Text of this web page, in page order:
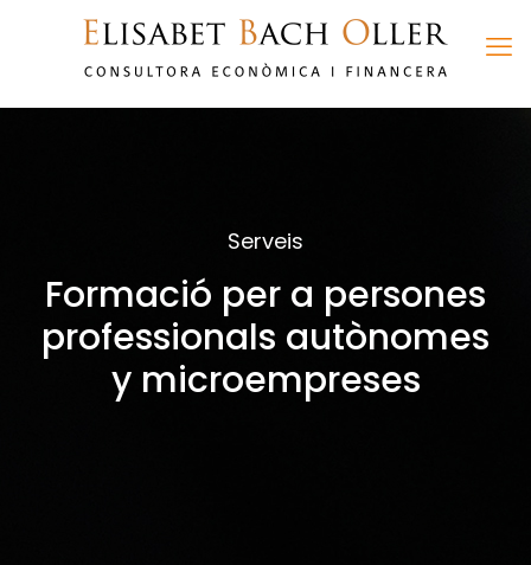
Serveis
Formació per a persones
professionals autònomes
y microempreses